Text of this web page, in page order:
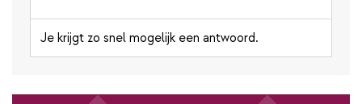
Je krijgt zo snel mogelijk een antwoord.